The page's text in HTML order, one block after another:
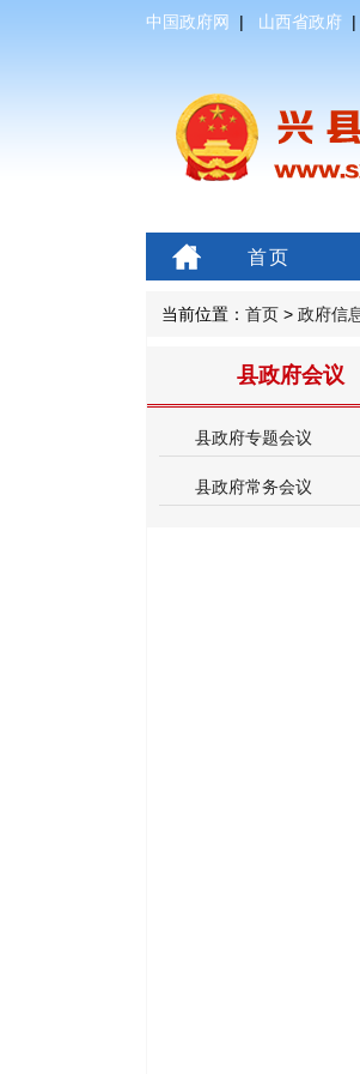
中国政府网 | 山西省政府 |
首页
当前位置： 首页 > 政府信
县政府会议
县政府专题会议
县政府常务会议